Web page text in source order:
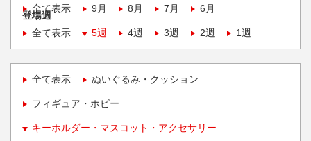
全て表示
9月 8月 7月 6月
登場週
全て表示
5週 4週 3週 2週 1週
全て表示 ぬいぐるみ・クッション
フィギュア・ホビー
キーホルダー・マスコット・アクセサリー